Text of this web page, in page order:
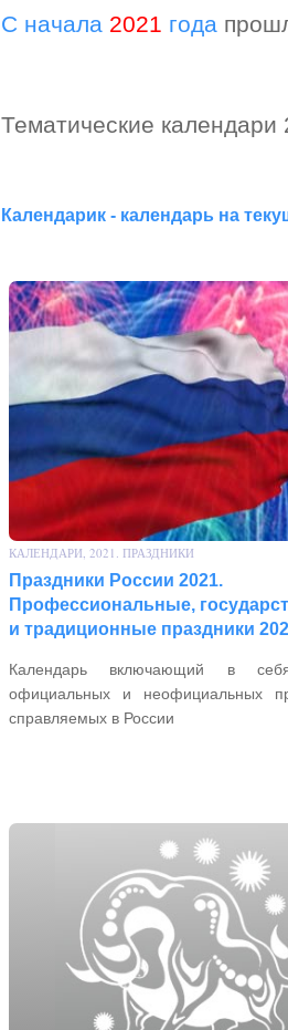
С начала 2021 года
Тематические календари
Календарик - календарь на
КАЛЕНДАРИ, 2021. ПРАЗДНИКИ
Праздники России 2021.
Профессиональные,
и традиционные праздники
Календарь включающий в
официальных и неофициальных
справляемых в России